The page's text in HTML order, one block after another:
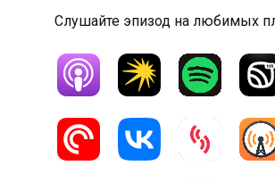
Слушайте эпизод на любимых